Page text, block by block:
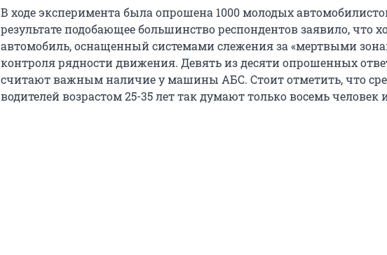
В ходе эксперимента была опрошена 1000 молодых
результате подобающее большинство респондентов заявило, что
автомобиль, оснащенный системами слежения за «мертвыми
контроля рядности движения. Девять из десяти опрошенных
считают важным наличие у машины АБС. Стоит отметить, что
водителей возрастом 25-35 лет так думают только восемь человек